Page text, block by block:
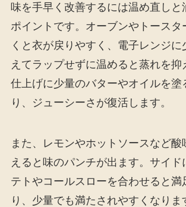
味を手早く改善するには温め直しと
ポイントです。オーブンやトースタ
くと衣が戻りやすく、電子レンジに
えてラップせずに温めると蒸れを抑
仕上げに少量のバターやオイルを塗
り、ジューシーさが復活します。
また、レモンやホットソースなど酸
えると味のパンチが出ます。サイド
テトやコールスローを合わせると満
り、少量でも満たされやすくなりま